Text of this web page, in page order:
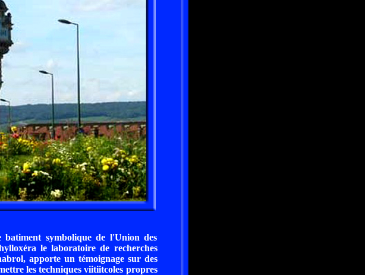
symbolique de l'Union des
le laboratoire de recherches
apporte un témoignage sur des
les techniques viitiitcoles propres